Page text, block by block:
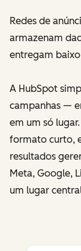
Redes de
armazenam
entregam baixo
A HubSpot
campanhas —
em um só
formato curto,
resultados
Meta, Google,
um lugar